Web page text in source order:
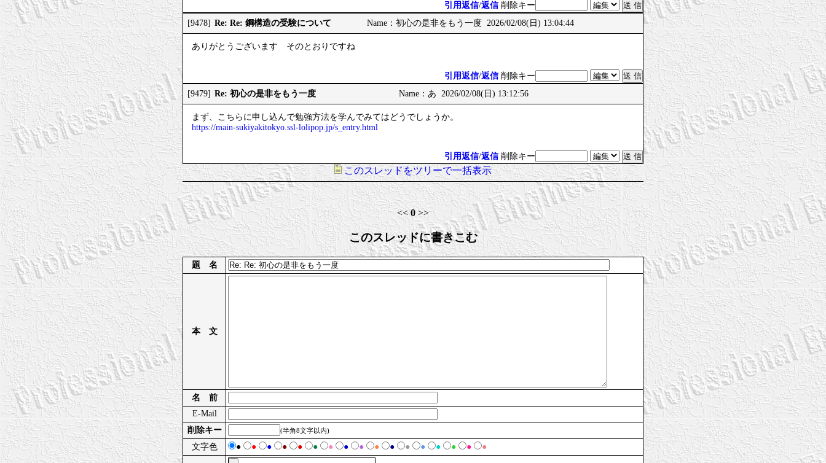
引用返信/返信 削除キー
[9478] Re: Re: 鋼構造の受験について Name：初心の是非をもう一度 2026/02/08(日) 13:04:44
ありがとうございます そのとおりですね
引用返信/返信 削除キー
[9479] Re: 初心の是非をもう一度 Name：あ 2026/02/08(日) 13:12:56
まず、こちらに申し込んで勉強方法を学んでみてはどうでしょうか。
https://main-sukiyakitokyo.ssl-lolipop.jp/s_entry.html
引用返信/返信 削除キー
このスレッドをツリーで一括表示
<<0>>
このスレッドに書きこむ
題 名
本 文
名 前
E-Mail
削除キー
(半角8文字以内)
文字色 ● ● ● ● ● ● ● ● ● ● ● ● ● ● ● ● ●